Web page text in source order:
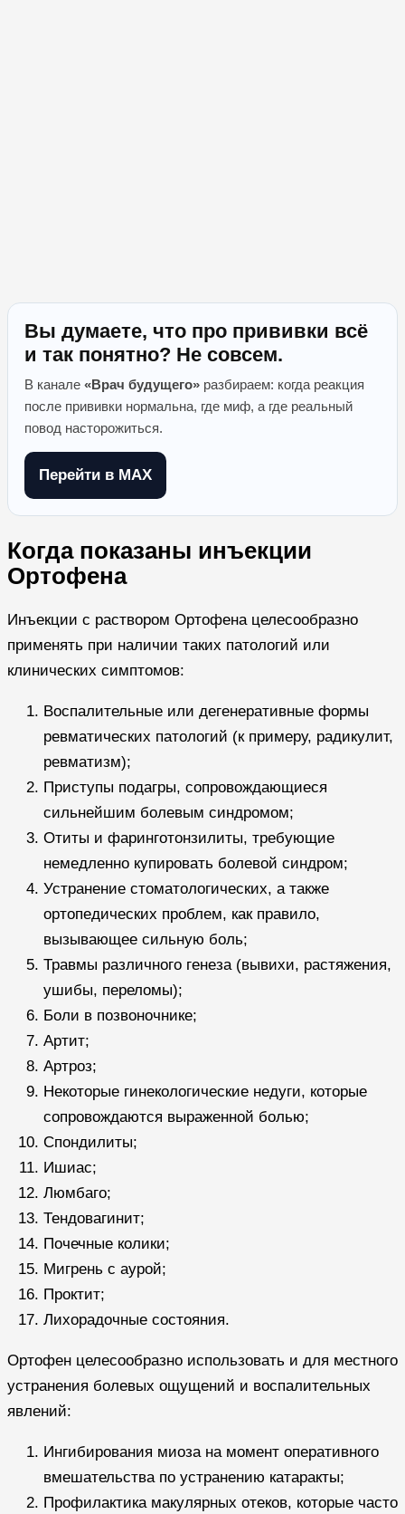
Вы думаете, что про прививки всё
и так понятно? Не совсем.
В канале «Врач будущего» разбираем: когда реакция
после прививки нормальна, где миф, а где реальный
повод насторожиться.
Перейти в MAX
Когда показаны инъекции
Ортофена
Инъекции с раствором Ортофена целесообразно
применять при наличии таких патологий или
клинических симптомов:
Воспалительные или дегенеративные формы
ревматических патологий (к примеру, радикулит,
ревматизм);
Приступы подагры, сопровождающиеся
сильнейшим болевым синдромом;
Отиты и фаринготонзилиты, требующие
немедленно купировать болевой синдром;
Устранение стоматологических, а также
ортопедических проблем, как правило,
вызывающее сильную боль;
Травмы различного генеза (вывихи, растяжения,
ушибы, переломы);
Боли в позвоночнике;
Артит;
Артроз;
Некоторые гинекологические недуги, которые
сопровождаются выраженной болью;
Спондилиты;
Ишиас;
Люмбаго;
Тендовагинит;
Почечные колики;
Мигрень с аурой;
Проктит;
Лихорадочные состояния.
Ортофен целесообразно использовать и для местного
устранения болевых ощущений и воспалительных
явлений:
Ингибирования миоза на момент оперативного
вмешательства по устранению катаракты;
Профилактика макулярных отеков, которые часто